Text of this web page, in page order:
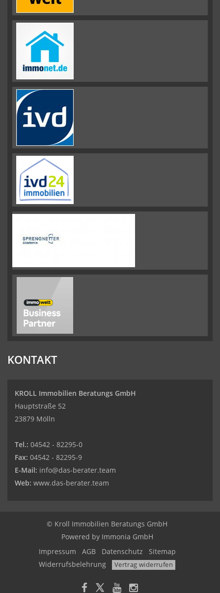
KONTAKT
KROLL Immobilien Beratungs GmbH
Hauptstraße 52
23879 Mölln
Tel.: 04542 - 82295-0
Fax: 04542 - 82295-9
E-Mail: info@das-berater.team
Web: www.das-berater.team
© Kroll Immobilien Beratungs GmbH
Powered by Immonia GmbH
Impressum
AGB Datenschutz
Sitemap
Widerrufsbelehrung
Vertrag widerrufen